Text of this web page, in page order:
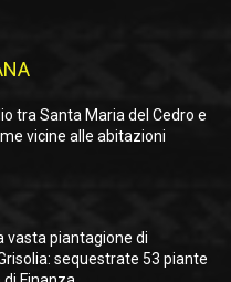
tra Santa Maria del Cedro e
vicine alle abitazioni
vasta piantagione di
sequestrate 53 piante